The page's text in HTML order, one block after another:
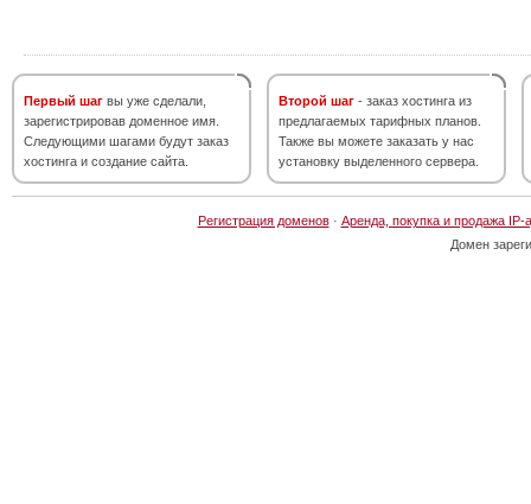
Первый шаг вы уже сделали,
зарегистрировав доменное имя.
Следующими шагами будут заказ
хостинга и создание сайта.
Второй шаг - заказ хостинга из
предлагаемых тарифных планов.
Также вы можете заказать у нас
установку выделенного сервера.
Регистрация доменов· Аренда, покупка и продажа IP-
Домен